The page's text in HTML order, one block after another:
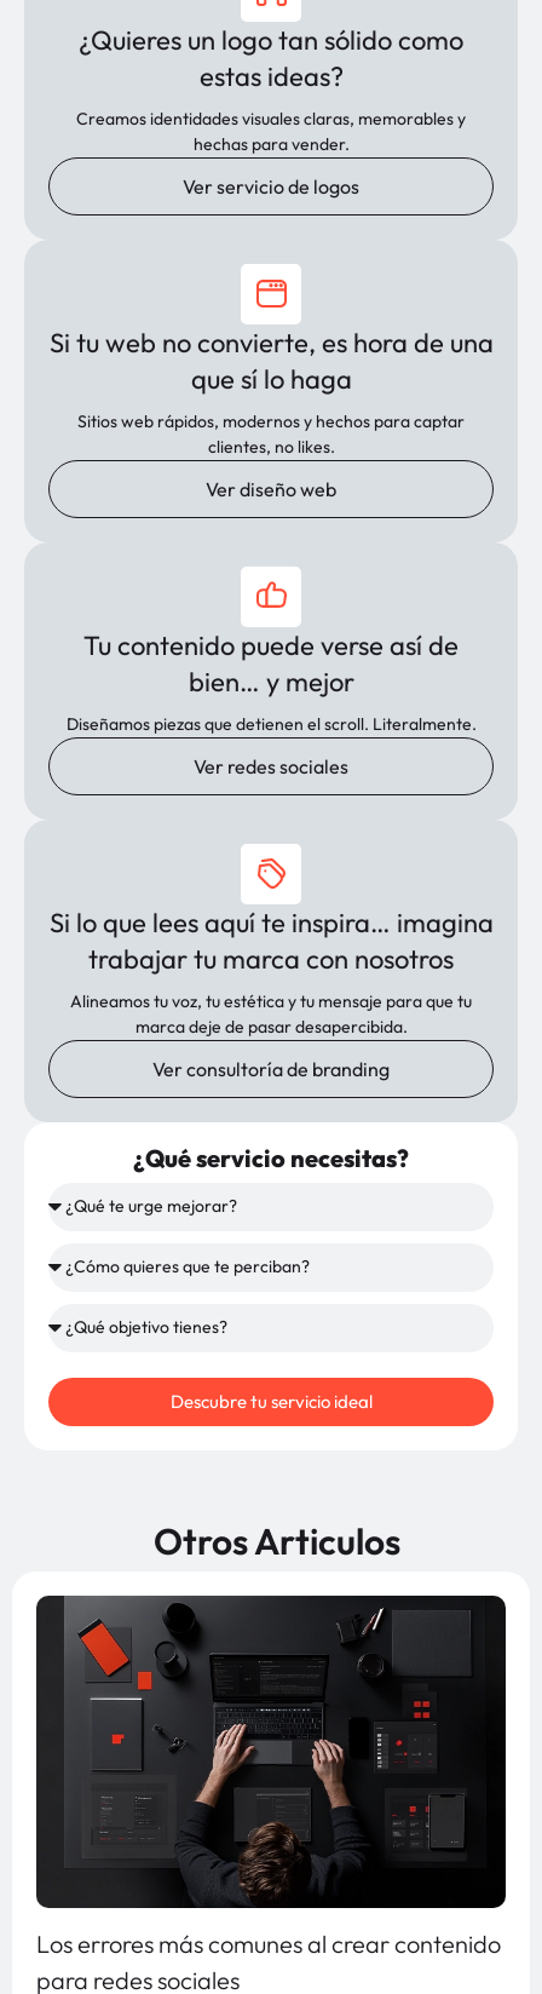
¿Quieres un logo tan sólido como
estas ideas?
Creamos identidades visuales claras, memorables y
hechas para vender.
Ver servicio de logos
Si tu web no convierte, es hora de una
que sí lo haga
Sitios web rápidos, modernos y hechos para captar
clientes, no likes.
Ver diseño web
Tu contenido puede verse así de
bien… y mejor
Diseñamos piezas que detienen el scroll. Literalmente.
Ver redes sociales
Si lo que lees aquí te inspira… imagina
trabajar tu marca con nosotros
Alineamos tu voz, tu estética y tu mensaje para que tu
marca deje de pasar desapercibida.
Ver consultoría de branding
¿Qué servicio necesitas?
Descubre tu servicio ideal
Otros Articulos
Los errores más comunes al crear contenido
para redes sociales